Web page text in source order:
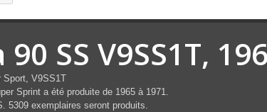
SS V9SS1T,
Sport, V9SS1T
Sprint a été produite de 1965 à 1971.
5309 exemplaires seront produits.